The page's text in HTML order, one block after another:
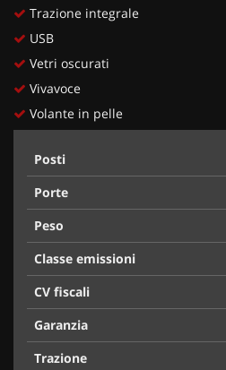
Trazione integrale
USB
Vetri oscurati
Vivavoce
Volante in pelle
Posti
Porte
Peso
Classe emissioni
CV fiscali
Garanzia
Trazione